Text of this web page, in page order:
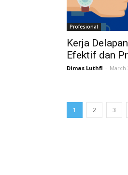
Profesional
Kerja
Efektif dan
Dimas Luthfi - March
1 2 3